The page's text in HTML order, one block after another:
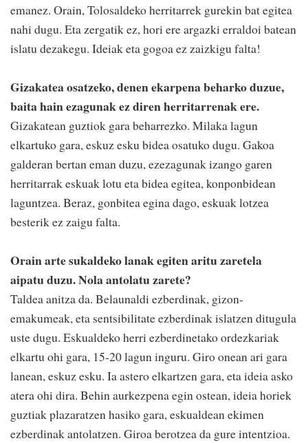
emanez. Orain, Tolosaldeko herritarrek gurekin bat egitea
nahi dugu. Eta zergatik ez, hori ere argazki erraldoi batean
islatu dezakegu. Ideiak eta gogoa ez zaizkigu falta!
Gizakatea osatzeko, denen ekarpena beharko duzue,
baita hain ezagunak ez diren herritarrenak ere.
Gizakatean guztiok gara beharrezko. Milaka lagun
elkartuko gara, eskuz esku bidea osatuko dugu. Gakoa
galderan bertan eman duzu, ezezagunak izango garen
herritarrak eskuak lotu eta bidea egitea, konponbidean
laguntzea. Beraz, gonbitea egina dago, eskuak lotzea
besterik ez zaigu falta.
Orain arte sukaldeko lanak egiten aritu zaretela
aipatu duzu. Nola antolatu zarete?
Taldea anitza da. Belaunaldi ezberdinak, gizon-
emakumeak, eta sentsibilitate ezberdinak islatzen ditugula
uste dugu. Eskualdeko herri ezberdinetako ordezkariak
elkartu ohi gara, 15-20 lagun inguru. Giro onean ari gara
lanean, eskuz esku. Ia astero elkartzen gara, eta ideia asko
atera ohi dira. Behin aurkezpena egin ostean, ideia horiek
guztiak plazaratzen hasiko gara, eskualdean ekimen
ezberdinak antolatzen. Giroa berotzea da gure intentzioa.